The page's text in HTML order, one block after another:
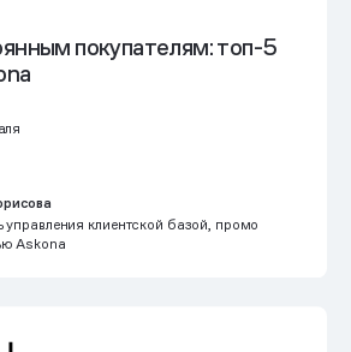
покупателям:топ-5
управления клиентской базой, промо
Askona